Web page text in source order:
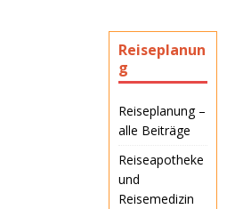
Reiseplanun
g
Reiseplanung –
alle Beiträge
Reiseapotheke
und
Reisemedizin